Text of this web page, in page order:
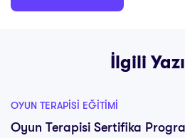
İlgili
OYUN TERAPISI EĞITIMI
Oyun Terapisi Sertifika